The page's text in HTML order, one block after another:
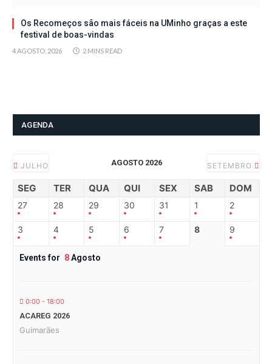
Os Recomeços são mais fáceis na UMinho graças a este
festival de boas-vindas
4 AGOSTO, 2026 2 MINS READ
AGENDA
JULHO AGOSTO 2026 SETEMBRO
SEG TER QUA QUI SEX SAB DOM
27 28 29 30 31 1 2
3 4 5 6 7 8 9
Events for 8Agosto
0:00 - 18:00
ACAREG 2026
Guimarães